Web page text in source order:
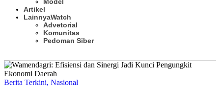
Artikel
LainnyaWatch
Advetorial
Komunitas
Pedoman Siber
Berita Terkini, Nasional